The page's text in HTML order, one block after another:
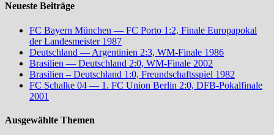
Neueste Beiträge
FC Bayern München — FC Porto 1:2, Finale Europapokal
der Landesmeister 1987
Deutschland — Argentinien 2:3, WM-Finale 1986
Brasilien — Deutschland 2:0, WM-Finale 2002
Brasilien – Deutschland 1:0, Freundschaftsspiel 1982
FC Schalke 04 — 1. FC Union Berlin 2:0, DFB-Pokalfinale
2001
Ausgewählte Themen